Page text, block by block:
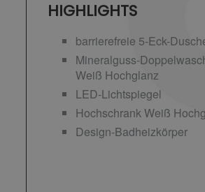
HIGHLIGHTS
barrierefreie 5-Eck-
Mineralguss-
Weiß Hochglanz
LED-Lichtspiegel
Hochschrank Weiß
Design-Badheizkörper